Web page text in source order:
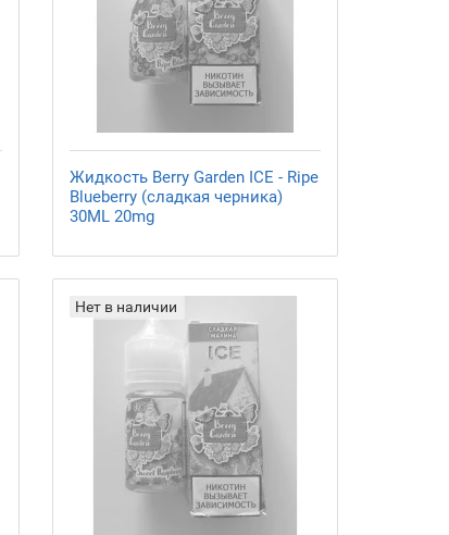
Жидкость Berry Garden ICE - Ripe
Blueberry (сладкая черника)
30ML 20mg
Нет в наличии